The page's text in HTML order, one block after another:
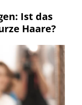
Ist das
Haare?